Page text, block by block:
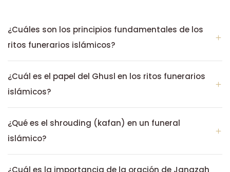
¿Cuáles son los principios fundamentales de los
ritos funerarios islámicos?
¿Cuál es el papel del Ghusl en los ritos funerarios
islámicos?
¿Qué es el shrouding (kafan) en un funeral
islámico?
¿Cuál es la importancia de la oración de Janazah